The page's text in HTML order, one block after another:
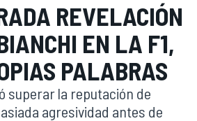
REVELACIÓN
EN LA F1,
PALABRAS
superar la reputación de
agresividad antes de